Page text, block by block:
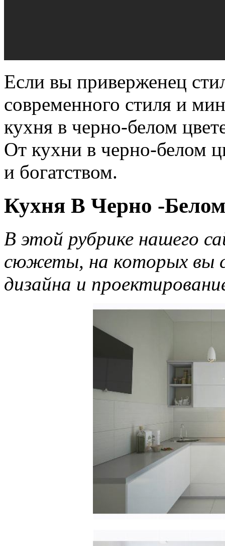
Если вы приверженец
современного стиля и
кухня в черно-белом
От кухни в черно-белом
и богатством.
Кухня В Черно -
В этой рубрике нашего
сюжеты, на которых вы
дизайна и